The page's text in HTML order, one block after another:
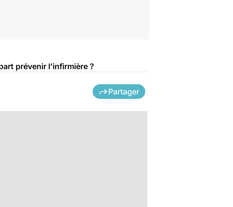
prévenir l’infirmière ?
Partager